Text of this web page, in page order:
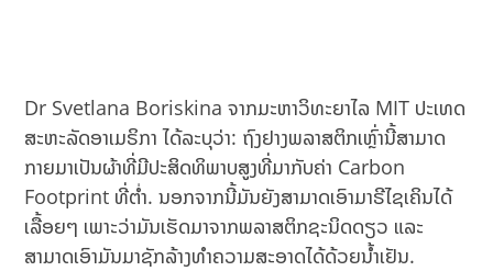
Dr Svetlana Boriskina ຈາກມະຫາວິທະຍາໄລ MIT ປະເທດ
ສະຫະລັດອາເມຣິກາ ໄດ້ລະບຸວ່າ: ຖົງຢາງພລາສຕິກເຫຼົ່ານີ້ສາມາດ
ກາຍມາເປັນຜ້າທີ່ມີປະສິດທິພາບສູງທີ່ມາກັບຄ່າ Carbon
Footprint ທີ່ຕ່ຳ. ນອກຈາກນີ້ມັນຍັງສາມາດເອົາມາຣີໄຊເຄິນໄດ້
ເລື້ອຍໆ ເພາະວ່າມັນເຮັດມາຈາກພລາສຕິກຊະນິດດຽວ ແລະ
ສາມາດເອົາມັນມາຊັກລ້າງທຳຄວາມສະອາດໄດ້ດ້ວຍນ້ຳເຢັນ.